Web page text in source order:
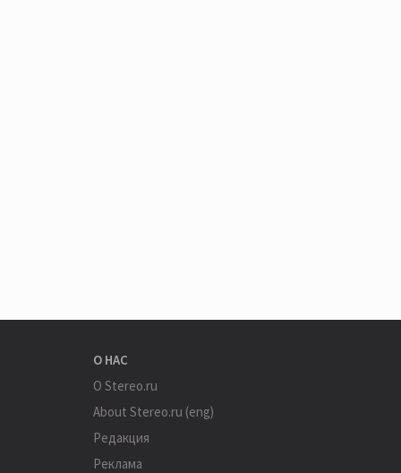
О НАС
О Stereo.ru
About Stereo.ru (eng)
Редакция
Реклама